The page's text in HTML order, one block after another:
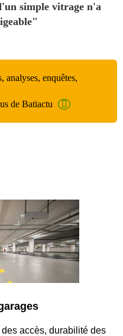
simple vitrage n'a
analyses, enquêtes,
de Batiactu
accès, durabilité des